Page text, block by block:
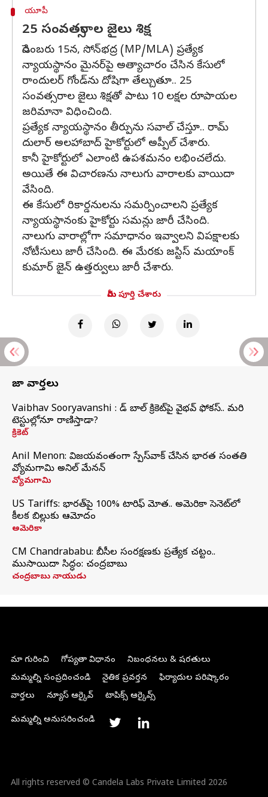
యూపీ
25 సంవత్సరాల జైలు శిక్ష
డిసెంబరు 15న, సోన్‌భద్ర (MP/MLA) ప్రత్యేక
న్యాయస్థానం మైనర్‌పై అత్యాచారం చేసిన కేసులో
రాందులర్ గోండ్‌ను దోషిగా తేల్చుతూ.. 25
సంవత్సరాల జైలు శిక్షతో పాటు 10 లక్షల రూపాయల
జరిమానా విధించింది.
ప్రత్యేక న్యాయస్థానం తీర్పును సవాల్ చేస్తూ.. రామ్
దులార్‌ అలహాబాద్ హైకోర్టులో అప్పీల్ చేశారు.
కానీ హైకోర్టులో ఎలాంటి ఉపశమనం లభించలేదు.
అయితే ఈ విచారణను నాలుగు వారాలకు వాయిదా
వేసింది.
ఈ కేసులో రికార్డనులను సమర్పించాలని ప్రత్యేక
న్యాయస్థానంకు హైకోర్టు సమన్లు జారీ చేసింది.
నాలుగు వారాల్లోగా సమాధానం ఇవ్వాలని విపక్షాలకు
నోటీసులు జారీ చేసింది. ఈ మేరకు జస్టిస్ మయాంక్
కుమార్ జైన్ ఉత్తర్వులు జారీ చేశారు.
మీరు పూర్తి చేశారు
తాజా వార్తలు
Vaibhav Sooryavanshi : రెడ్ బాల్ క్రికెట్‌పై వైభవ్ ఫోకస్.. మరి
టెస్టుల్లోనూ రాణిస్తాడా?
క్రికెట్
Anil Menon: విజయవంతంగా స్పేస్‌వాక్‌ చేసిన భారత సంతతి
వ్యోమగామి అనిల్‌ మేనన్
వ్యోమగామి
US Tariffs: భారత్‌పై 100% టారిఫ్‌ మోత.. అమెరికా సెనెట్‌లో
కీలక బిల్లుకు ఆమోదం
అమెరికా
CM Chandrababu: బీసీల సంరక్షణకు ప్రత్యేక చట్టం..
ముసాయిదా సిద్ధం: చంద్రబాబు
చంద్రబాబు నాయుడు
మా గురించి గోప్యతా విధానం
నిబంధనలు & షరతులు
మమ్మల్ని సంప్రదించండి
నైతిక ప్రవర్తన
ఫిర్యాదుల పరిష్కారం
వార్తలు
న్యూస్ ఆర్కైవ్ టాపిక్స్ ఆర్కైవ్స్
మమ్మల్ని అనుసరించండి
All rights reserved © Candela Labs Private Limited 2026